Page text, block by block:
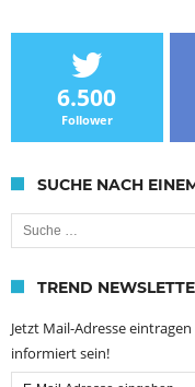
6.500
Follower
SUCHE NACH
Suche nach:
TREND
Jetzt Mail-Adresse
informiert sein!
Email